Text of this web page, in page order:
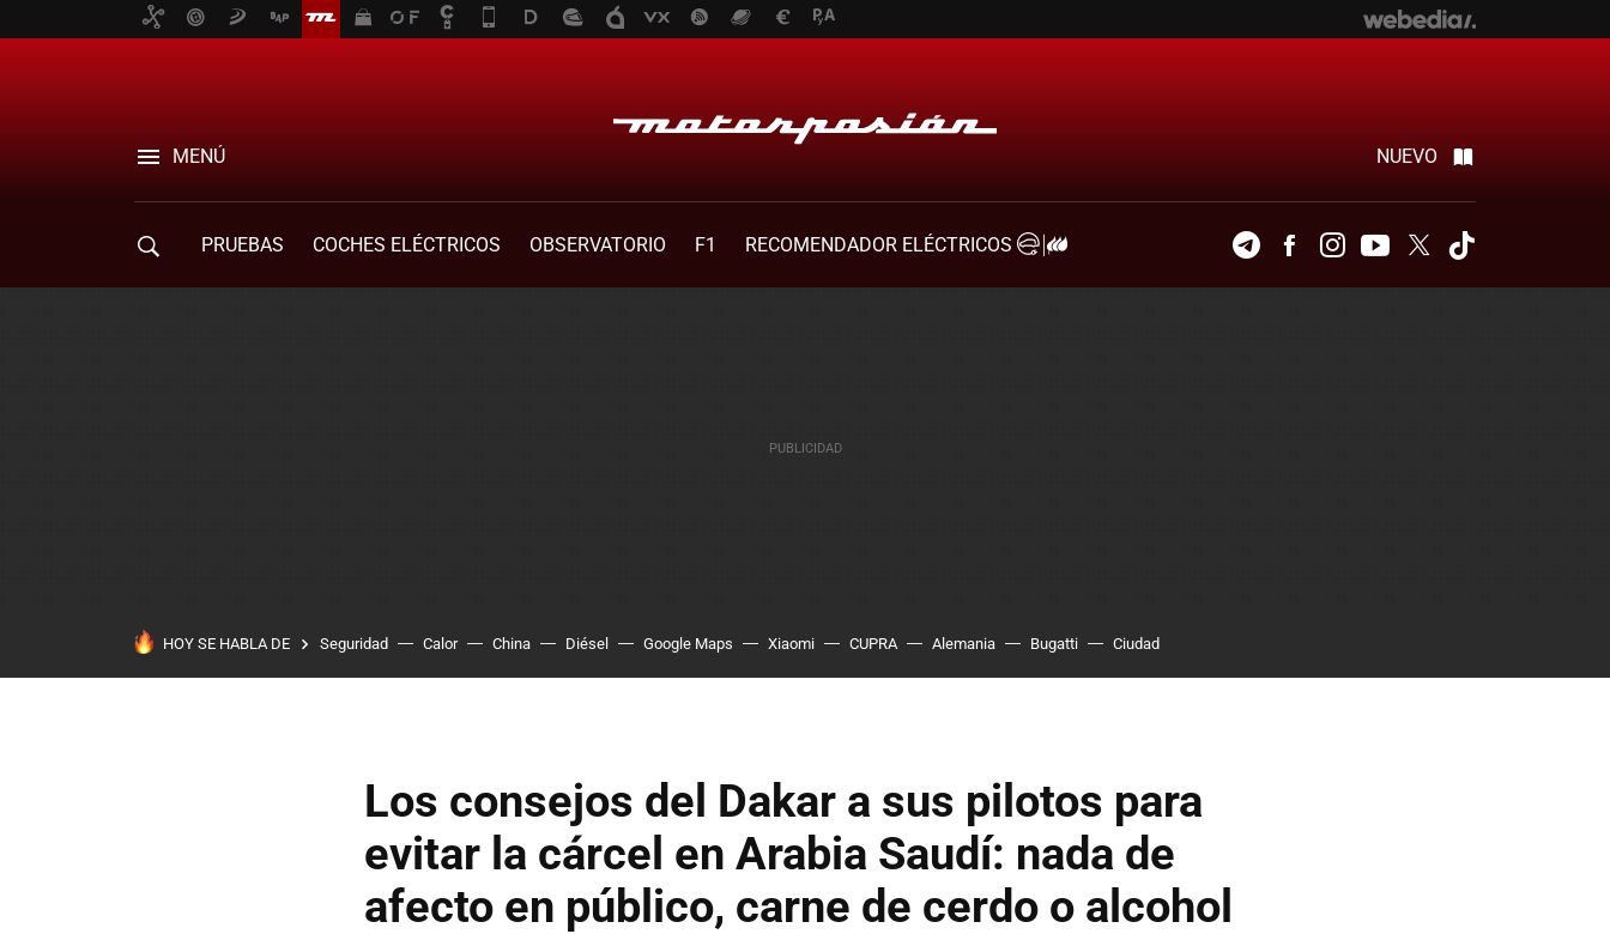
MENÚ NUEVO
PRUEBAS COCHES ELÉCTRICOS OBSERVATORIO F1
RECOMENDADOR ELÉCTRICOS
TelegramFacebookInstagramYoutubeTwitter
HOY SE HABLA DE Seguridad Calor China Diésel Google Maps Xiaomi CUPRA Alemania Bugatti Ciudad
Los consejos del Dakar a sus pilotos para
evitar la cárcel en Arabia Saudí: nada de
afecto en público, carne de cerdo o alcohol